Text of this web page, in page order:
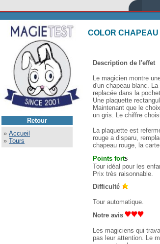
Retour
» Accueil
» Tours
COLOR
Description de l'effet
Le magicien montre
d'un chapeau blanc.
replacée dans la
Une plaquette
Maintenant que le
un gris. Le chiffre
La plaquette est
rouge a disparu,
chapeau rouge, la
Points forts
Tour idéal pour les
Prix très raisonnable.
Difficulté
Tour automatique.
Notre avis
Les magiciens qui
pas leur attention. Le